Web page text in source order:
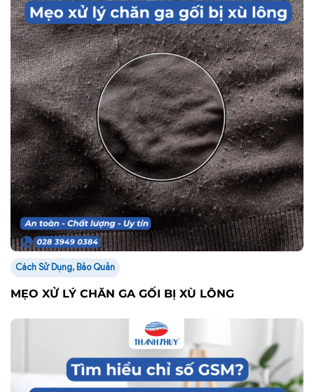
Cách Sử Dụng, Bảo Quản
MẸO XỬ LÝ CHĂN GA GỐI BỊ XÙ LÔNG